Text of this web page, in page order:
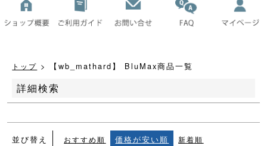
トップ 【wb_mathard】 BluMax商品一覧
詳細検索
レビュー順
キーワードヒット順
検索
並び替え おすすめ順 価格が安い順 新着順